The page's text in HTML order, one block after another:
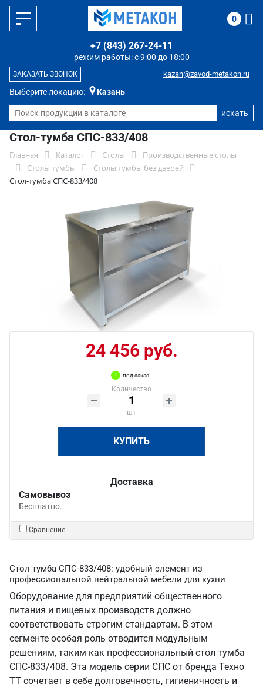
Выберите локацию: Казань
режим работы: с 9:00 до 18:00
+7 (843) 267-24-11
kazan@zavod-metakon.ru
ЗАКАЗАТЬ ЗВОНОК
0
Стол-тумба СПС-833/408
Главная Каталог Столы
Производственные столы
Столы тумбы
Столы тумбы без дверей
Стол-тумба СПС-833/408
24 456 руб.
под заказ
Количество
шт
КУПИТЬ
Доставка
Самовывоз
Бесплатно.
Сравнение
Стол тумба СПС-833/408: удобный элемент из
профессиональной нейтральной мебели для кухни
Оборудование для предприятий общественного
питания и пищевых производств должно
соответствовать строгим стандартам. В этом
сегменте особая роль отводится модульным
решениям, таким как профессиональный стол тумба
СПС-833/408. Эта модель серии СПС от бренда Техно
ТТ сочетает в себе долговечность, гигиеничность и